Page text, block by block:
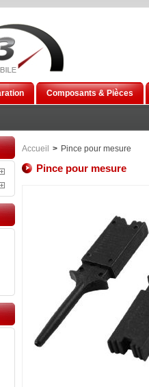
Composants & Pièces
Accueil > Pince pour mesure
Pince pour mesure